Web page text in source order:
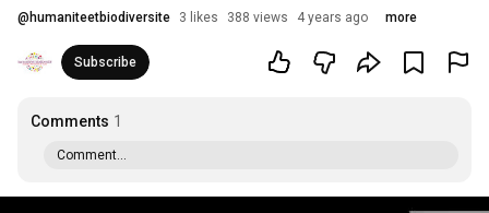
@ humaniteetbiodiversite 3 likes 388 views 4 years ago more
Subscribe
Comments 1
Comment...